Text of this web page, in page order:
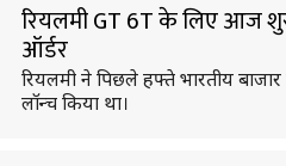
रियलमी GT 6T के लिए आज
ऑर्डर
रियलमी ने पिछले हफ्ते भारतीय
लॉन्च किया था।